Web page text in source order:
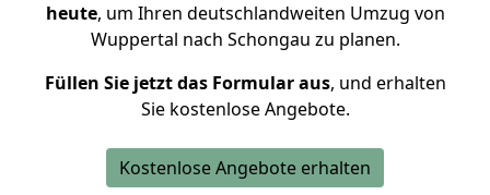
heute, um Ihren deutschlandweiten Umzug von
Wuppertal nach Schongau zu planen.
Füllen Sie jetzt das Formular aus, und erhalten
Sie kostenlose Angebote.
Kostenlose Angebote erhalten